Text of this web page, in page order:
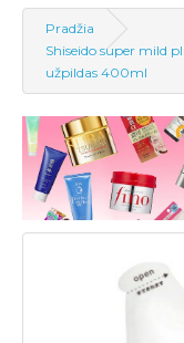
Pradžia
Shiseido super mild
užpildas 400ml